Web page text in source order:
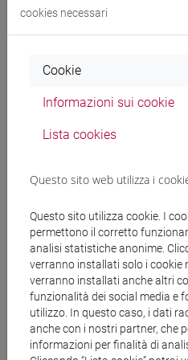
cina/subcontinente
Mutua da
ESERCITAZIONI DI
Struttura generale
LINGUA CINESE 1
ESERCITAZIONI DI
1A
MOD. 1A Tutti
cookies necessari
Cookie
Informazioni sui cookie
Lista cookies
Questo sito web utilizza i
Questo sito utilizza cookie. I
permettono il corretto
analisi statistiche anonime.
verranno installati solo i cookie
verranno installati anche altri
funzionalità dei social media e
utilizzo. In questo caso, i dati
anche con i nostri partner, che
informazioni per finalità di